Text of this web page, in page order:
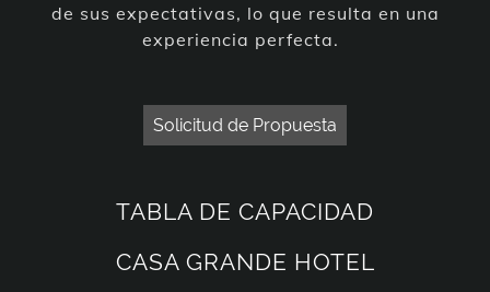
de sus expectativas, lo que resulta en una
experiencia perfecta.
Solicitud de Propuesta
TABLA DE CAPACIDAD
CASA GRANDE HOTEL